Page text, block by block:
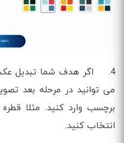
4. اگر هدف شما تبدیل
می توانید در مرحله بعد
برچسب وارد کنید. مثلا
انتخاب کنید.